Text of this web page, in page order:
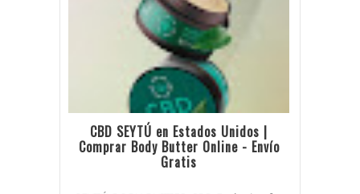
CBD SEYTÚ en Estados Unidos |
Comprar Body Butter Online - Envío
Gratis